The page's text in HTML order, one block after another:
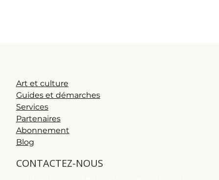
CONTACTEZ-NOUS
Art et culture
Guides et démarches
Services
Partenaires
Abonnement
Blog